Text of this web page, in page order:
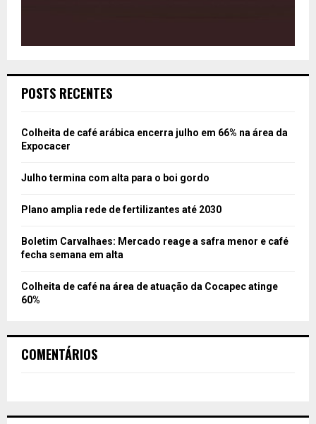
POSTS RECENTES
Colheita de café arábica encerra julho em 66% na área da
Expocacer
Julho termina com alta para o boi gordo
Plano amplia rede de fertilizantes até 2030
Boletim Carvalhaes: Mercado reage a safra menor e café
fecha semana em alta
Colheita de café na área de atuação da Cocapec atinge
60%
COMENTÁRIOS